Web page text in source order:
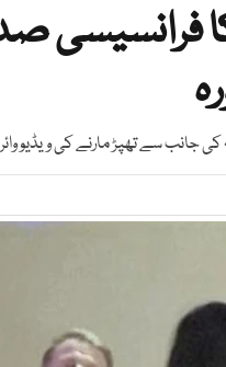
فرانسیسی
جانب سے تھپڑ مارنے کی ویڈیو